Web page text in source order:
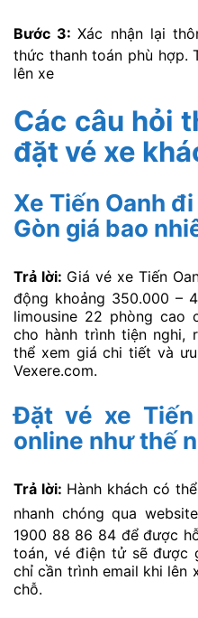
Bước 3:Xác nhận lại
thức thanh toán phù hợp.
lên xe
Các câu hỏi
đặt vé xe
Xe Tiến Oanh
Gòn giá bao
Trả lời: Giá vé xe Tiến
động khoảng 350.000 –
limousine 22 phòng
cho hành trình tiện nghi,
thể xem giá chi tiết và
Vexere.com.
Đặt vé xe
online như thế
Trả lời: Hành khách có
nhanh chóng qua website
1900 88 86 84 để được
toán, vé điện tử sẽ được
chỉ cần trình email khi lên
chỗ.